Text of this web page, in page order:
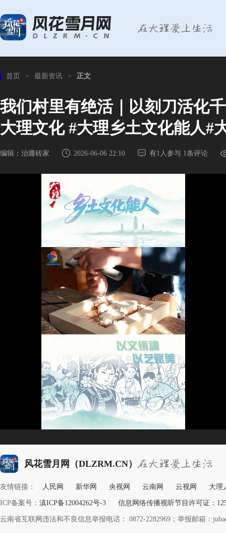
首页 > 最新资讯 > 正文
我们村里有绝活｜以刻刀活化
大理文化 #大理乡土文化能人#
编辑：治庸砖家 2026-06-06 22:10 有1 人参与 1条评论
风花雪月网（DLZRM.CN）
友情链接： 人民网 新华网 央视网 云南网 云视网 大理
ICP备案号： 滇ICP备12004262号-3 信息网络传播视听节目许可证：
云南省互联网违法和不良信息举报电话： 0872-2282969；举报邮箱：